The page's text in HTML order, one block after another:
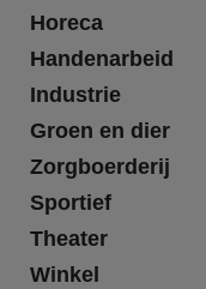
Horeca
Handenarbeid
Industrie
Groen en dier
Zorgboerderij
Sportief
Theater
Winkel